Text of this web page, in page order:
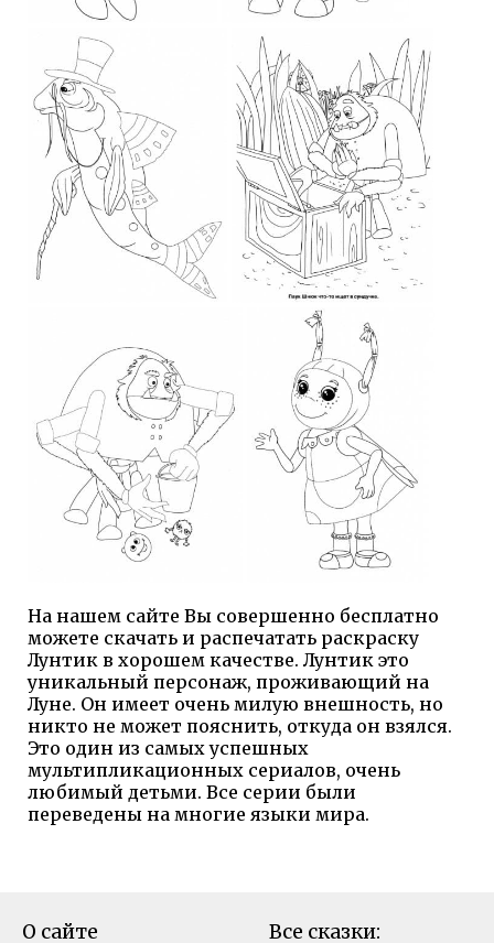
На нашем сайте Вы совершенно бесплатно
можете скачать и распечатать раскраску
Лунтик в хорошем качестве. Лунтик это
уникальный персонаж, проживающий на
Луне. Он имеет очень милую внешность, но
никто не может пояснить, откуда он взялся.
Это один из самых успешных
мультипликационных сериалов, очень
любимый детьми. Все серии были
переведены на многие языки мира.
О сайте Все сказки: